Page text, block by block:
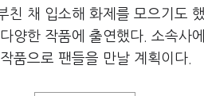
친 채 입소해 화제를 모으기도
양한 작품에 출연했다. 소속사
품으로 팬들을 만날 계획이다.